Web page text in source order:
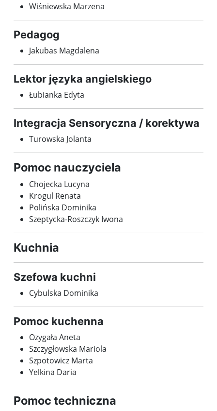
Wiśniewska Marzena
Pedagog
Jakubas Magdalena
Lektor języka angielskiego
Łubianka Edyta
Integracja Sensoryczna / korektywa
Turowska Jolanta
Pomoc nauczyciela
Chojecka Lucyna
Krogul Renata
Polińska Dominika
Szeptycka-Roszczyk Iwona
Kuchnia
Szefowa kuchni
Cybulska Dominika
Pomoc kuchenna
Ozygała Aneta
Szczygłowska Mariola
Szpotowicz Marta
Yelkina Daria
Pomoc techniczna